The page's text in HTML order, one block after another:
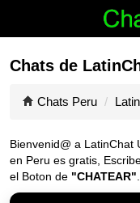
Chats de
Chats Peru
Bienvenid@ a LatinChat
en Peru es gratis,
el Boton de "CHATEAR"